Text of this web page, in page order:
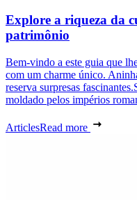
Explore a riqueza da
patrimônio
Bem-vindo a este guia que
com um charme único.
reserva surpresas
moldado pelos impérios
ArticlesRead more